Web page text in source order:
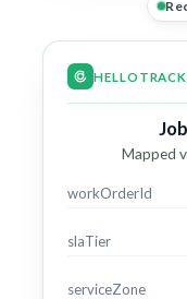
Mapped
workOrderId
slaTier
serviceZone